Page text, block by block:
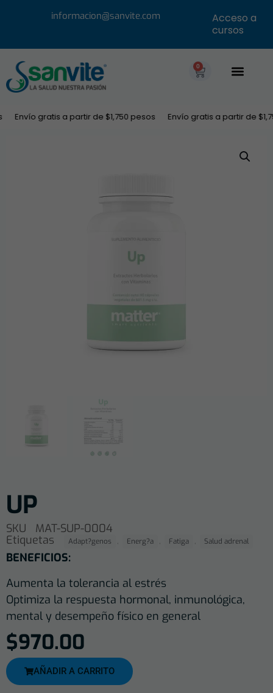
informacion@sanvite.com
Acceso a
cursos
0
Envío gratis a partir de $1,750 pesos Envío gratis a partir de
UP
SKU MAT-SUP-0004
Etiquetas Adapt?genos , Energ?a , Fatiga , Salud adrenal
BENEFICIOS:
Aumenta la tolerancia al estrés
Optimiza la respuesta hormonal, inmunológica,
mental y desempeño físico en general
$970.00
AÑADIR A CARRITO